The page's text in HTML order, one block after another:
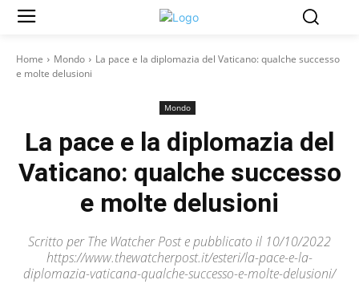
Home Mondo
La pace e la diplomazia del Vaticano: qualche successo
e molte delusioni
Mondo
La pace e la diplomazia del
Vaticano: qualche successo
e molte delusioni
Scritto per The Watcher Post e pubblicato il 10/10/2022
https://www.thewatcherpost.it/esteri/la-pace-e-la-
diplomazia-vaticana-qualche-successo-e-molte-delusioni/